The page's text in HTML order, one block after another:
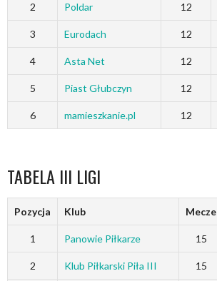
2 Poldar 12
3 Eurodach 12
4 Asta Net 12
5 Piast Głubczyn 12
6 mamieszkanie.pl 12
TABELA III LIGI
Pozycja Klub Mecze
1 Panowie Piłkarze 15
2 Klub Piłkarski Piła III 15